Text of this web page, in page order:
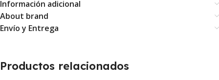
Información adicional
About brand
Envío y Entrega
Productos relacionados